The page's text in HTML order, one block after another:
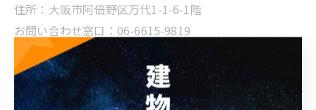
住所：大阪市阿倍野区万代1-1-6-1階
お問い合わせ窓口：06-6615-9819
（平日10:00～17:00）
* 屋根・外壁を建ててから10年ほど放置している